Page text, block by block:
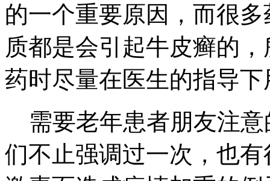
的一个重要原因，而很
质都是会引起牛皮癣的
药时尽量在医生的指导下
需要老年患者朋友注意
们不止强调过一次，也